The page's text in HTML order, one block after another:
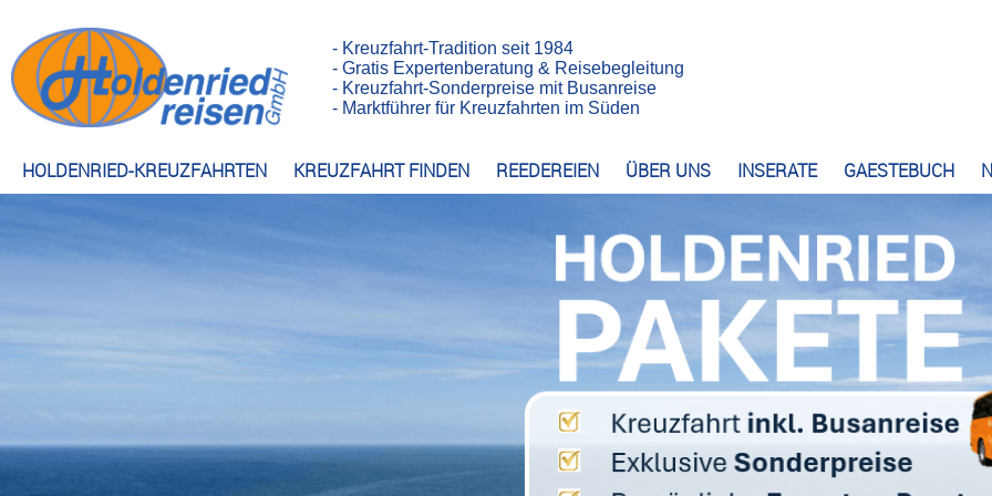
HOLDENRIED-KREUZFAHRTEN KREUZFAHRT FINDEN REEDEREIEN ÜBER UNS INSERATE GAESTEBUCH
- Kreuzfahrt-Tradition seit 1984
- Gratis Expertenberatung & Reisebegleitung
- Kreuzfahrt-Sonderpreise mit Busanreise
- Marktführer für Kreuzfahrten im Süden